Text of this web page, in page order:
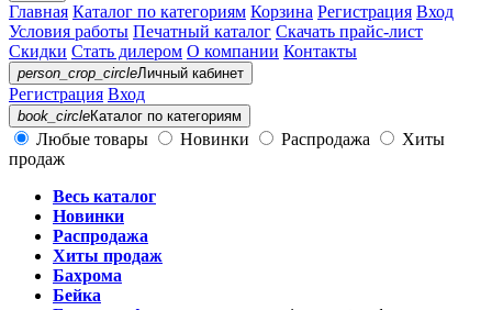
Главная Каталог по категориям Корзина Регистрация Вход
Условия работы Печатный каталог Скачать прайс-лист
Скидки Стать дилером О компании Контакты
person_crop_circleЛичный кабинет
Регистрация Вход
book_circleКаталог по категориям
Любые товары Новинки Распродажа
Хиты
продаж
Весь каталог
Новинки
Распродажа
Хиты продаж
Бахрома
Бейка